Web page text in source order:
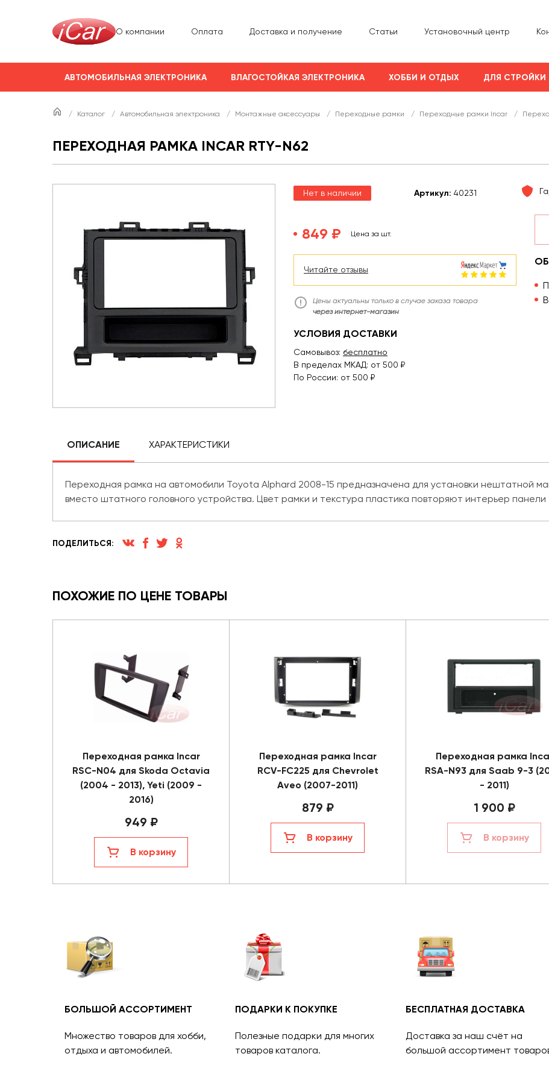
О компании Оплата Доставка и получение Статьи Установочный центр
АВТОМОБИЛЬНАЯ ЭЛЕКТРОНИКА ВЛАГОСТОЙКАЯ ЭЛЕКТРОНИКА ХОББИ И ОТДЫХ ДЛЯ СТРОЙКИ
/ Каталог / Автомобильная электроника / Монтажные аксессуары / Переходные рамки / Переходные рамки Incar /
ПЕРЕХОДНАЯ РАМКА INCAR RTY-N62
Нет в наличии Артикул: 40231
849 ₽ Цена за шт.
Читайте отзывы
Цены актуальны только в случае заказа товара
через интернет-магазин
УСЛОВИЯ ДОСТАВКИ
Самовывоз: бесплатно
В пределах МКАД: от 500 ₽
По России: от 500 ₽
ОПИСАНИЕ ХАРАКТЕРИСТИКИ
Переходная рамка на автомобили Toyota Alphard 2008-15 предназначена для установки нештатной
вместо штатного головного устройства. Цвет рамки и текстура пластика повторяют интерьер панели
ПОДЕЛИТЬСЯ:
ПОХОЖИЕ ПО ЦЕНЕ ТОВАРЫ
Переходная рамка Incar
RSC-N04 для Skoda Octavia
(2004 - 2013), Yeti (2009 -
2016)
949 ₽
В корзину
Переходная рамка Incar
RCV-FC225 для Chevrolet
Aveo (2007-2011)
879 ₽
В корзину
Переходная рамка
RSA-N93 для Saab 9-3
- 2011)
1 900 ₽
В корзину
БОЛЬШОЙ АССОРТИМЕНТ
Множество товаров для хобби,
отдыха и автомобилей.
ПОДАРКИ К ПОКУПКЕ
Полезные подарки для многих
товаров каталога.
БЕСПЛАТНАЯ ДОСТАВКА
Доставка за наш счёт на
большой ассортимент